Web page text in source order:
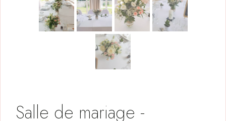
Salle de mariage -